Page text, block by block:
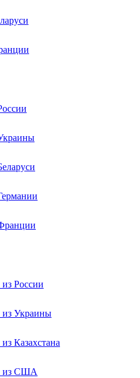
из России
из Украины
Казахстана
из США